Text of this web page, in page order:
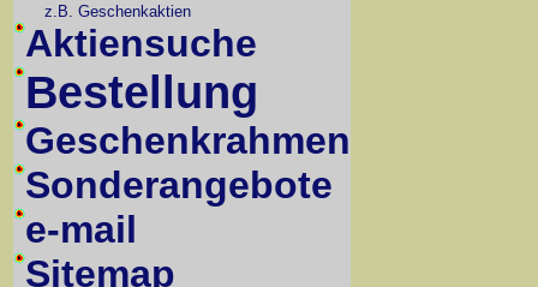
z.B. Geschenkaktien
Aktiensuche
Bestellung
Geschenkrahmen
Sonderangebote
e-mail
Sitemap